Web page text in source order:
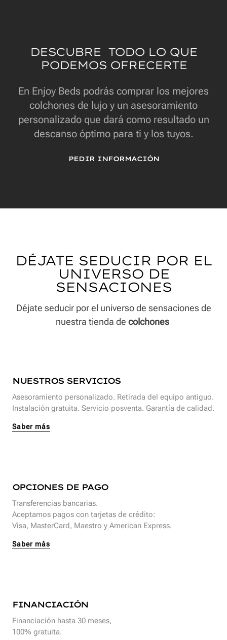
DESCUBRE TODO LO QUE
PODEMOS OFRECERTE
En Enjoy Beds podrás comprar los mejores
colchones de lujo y un asesoramiento
personalizado que dará como resultado un
descanso óptimo para ti y los tuyos.
PEDIR INFORMACIÓN
DÉJATE SEDUCIR POR EL
UNIVERSO DE
SENSACIONES
Déjate seducir por el universo de sensaciones de
nuestra tienda de colchones
NUESTROS SERVICIOS
Asesoramiento personalizado. Retirada del equipo antiguo.
Instalación gratuita. Servicio posventa. Garantía de calidad.
Saber más
OPCIONES DE PAGO
Transferencias bancarias.
Aceptamos pagos con tarjetas de crédito:
Visa, MasterCard, Maestro y American Express.
Saber más
FINANCIACIÓN
Financiación hasta 30 meses,
100% gratuita.